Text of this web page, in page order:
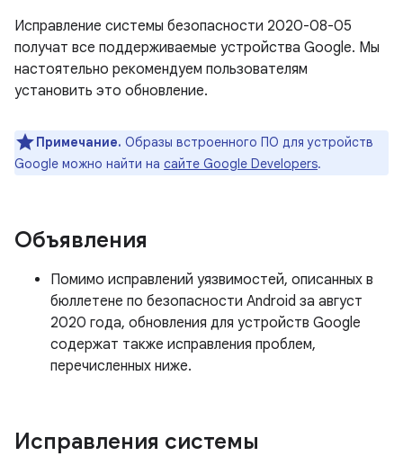
Исправление системы безопасности 2020-08-05
получат все поддерживаемые устройства Google. Мы
настоятельно рекомендуем пользователям
установить это обновление.
Примечание. Образы встроенного ПО для устройств
Google можно найти на сайте Google Developers.
Объявления
Помимо исправлений уязвимостей, описанных в
бюллетене по безопасности Android за август
2020 года, обновления для устройств Google
содержат также исправления проблем,
перечисленных ниже.
Исправления системы